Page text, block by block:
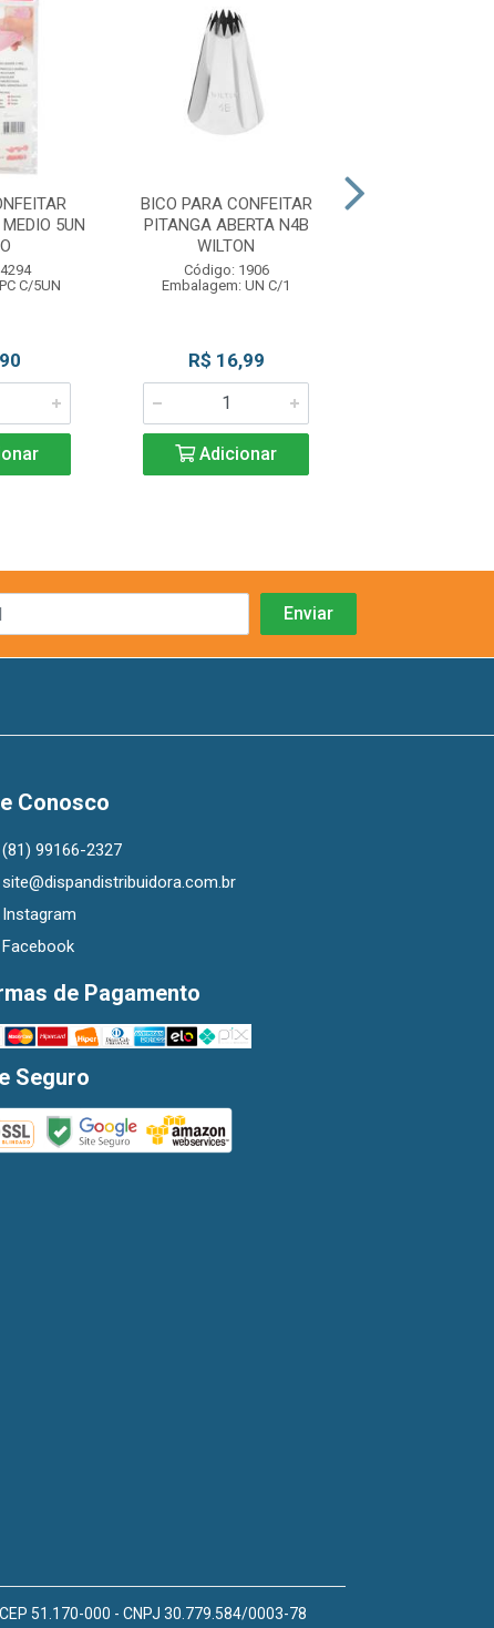
5UN
C/5UN
BICO PARA CONFEITAR
PITANGA ABERTA N4B
WILTON
Código: 1906
Embalagem: UN C/1
R$ 16,99
Adicionar
Conosco
(81) 99166-2327
site@dispandistribuidora.com.br
Instagram
Facebook
de Pagamento
Seguro
51.170-000 - CNPJ 30.779.584/0003-78